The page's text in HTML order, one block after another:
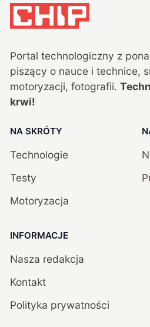
Portal technologiczny z
piszący o nauce i technice,
motoryzacji, fotografii.
krwi!
NA SKRÓTY
Technologie
Testy
Motoryzacja
INFORMACJE
Nasza redakcja
Kontakt
Polityka prywatności